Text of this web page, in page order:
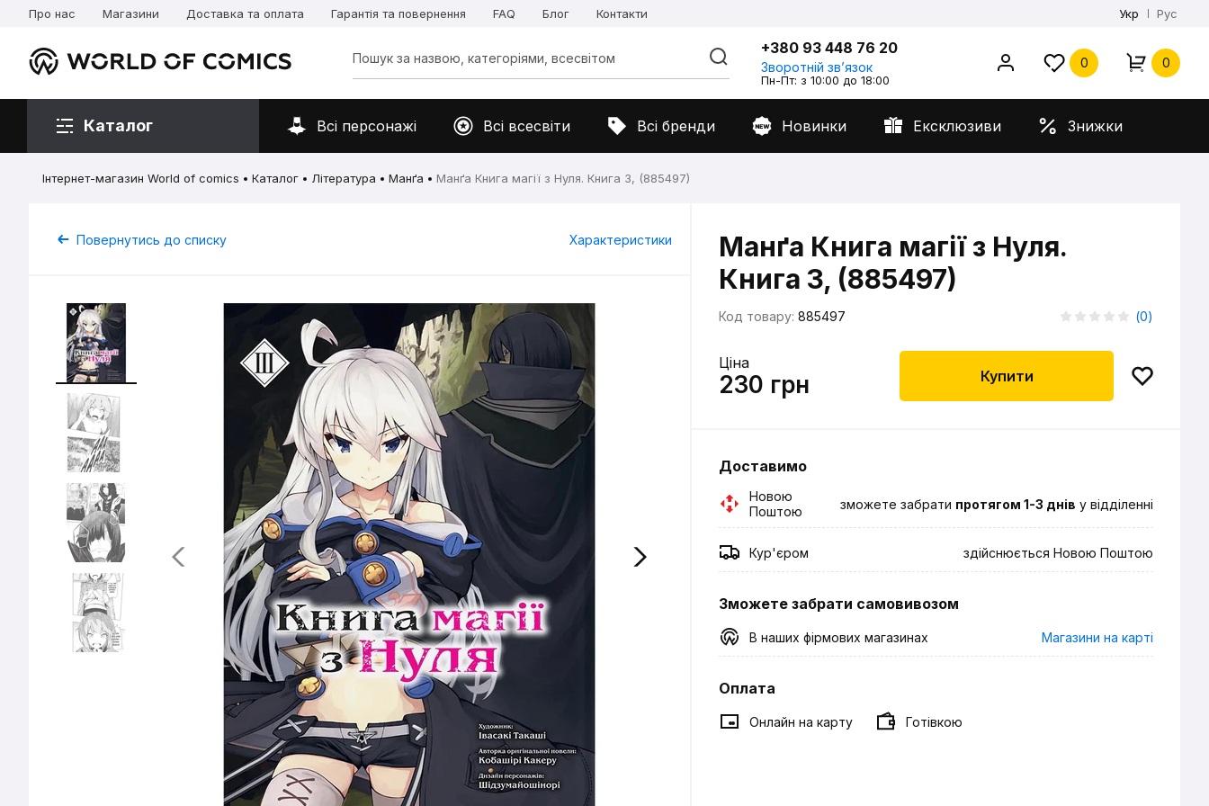
Про нас Магазини Доставка та оплата Гарантія та повернення FAQ Блог Контакти Укр Рус
+380 93 448 76 20
Зворотній звʼязок
Пн-Пт: з 10:00 до 18:00
0 0
Каталог Всі персонажі Всі всесвіти Всі бренди Новинки Ексклюзиви Знижки
Інтернет-магазин World of comics Каталог Література Манґа Манґа Книга магії з Нуля. Книга 3, (885497)
Повернутись до списку Характеристики
Манґа Книга магії з Нуля.
Книга 3, (885497)
Код товару: 885497 (0)
Ціна
230 грн Купити
Доставимо
Новою
Поштою
зможете забрати протягом 1-3 днів у відділенні
Кур'єром здійснюється Новою Поштою
Зможете забрати самовивозом
В наших фірмових магазинах Магазини на карті
Оплата
Онлайн на карту Готівкою